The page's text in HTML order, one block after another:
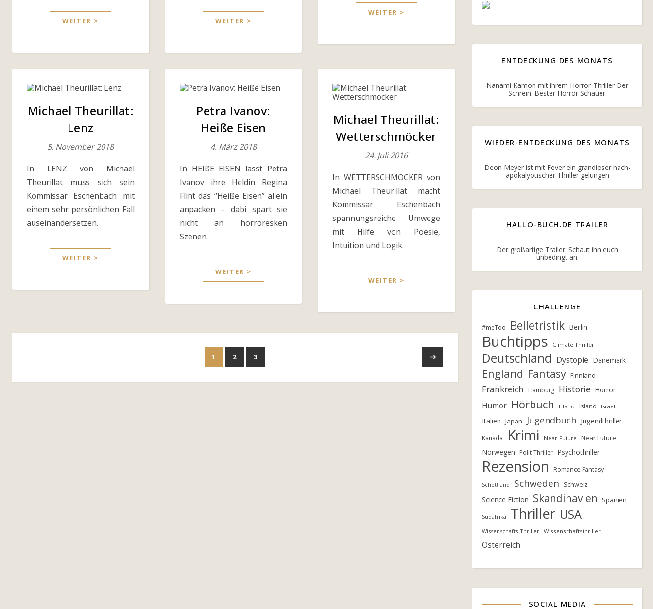
WEITER > WEITER >
WEITER >
Michael Theurillat:
Lenz
5. November 2018
In LENZ von Michael
Theurillat muss sich sein
Kommissar Eschenbach mit
einem sehr persönlichen Fall
auseinandersetzen.
WEITER >
Petra Ivanov:
Heiße Eisen
4. März 2018
In HEIßE EISEN lässt Petra
Ivanov ihre Heldin Regina
Flint das “Heiße Eisen” allein
anpacken – dabi spart sie
nicht an horroresken
Szenen.
WEITER >
Michael Theurillat:
Wetterschmöcker
24. Juli 2016
In WETTERSCHMÖCKER von
Michael Theurillat macht
Kommissar Eschenbach
spannungsreiche Umwege
mit Hilfe von Poesie,
Intuition und Logik.
WEITER >
1 2 3
ENTDECKUNG DES MONATS
Nanami Kamon mit ihrem Horror-Thriller Der
Schrein. Bester Horror Schauer.
WIEDER-ENTDECKUNG DES MONATS
Deon Meyer ist mit Fever ein grandioser nach-
apokalyotischer Thriller gelungen
HALLO-BUCH.DE TRAILER
Der großartige Trailer. Schaut ihn euch
unbedingt an.
CHALLENGE
#meToo Belletristik Berlin
Buchtipps Climate Thriller
Deutschland Dystopie Dänemark
England Fantasy Finnland
Frankreich Hamburg Historie Horror
Humor Hörbuch Irland Island Israel
Italien Japan Jugendbuch Jugendthriller
Kanada Krimi Near-Future Near Future
Norwegen Polit-Thriller Psychothriller
Rezension Romance Fantasy
Schottland Schweden Schweiz
Science Fiction Skandinavien Spanien
Südafrika Thriller USA
Wissenschafts-Thriller Wissenschaftsthriller
Österreich
SOCIAL MEDIA